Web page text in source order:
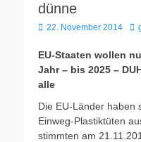
dünne
Veröffentlicht
22. November 2014
EU-Staaten wollen
Jahr – bis 2025 –
alle
Die EU-Länder haben
Einweg-Plastiktüten
stimmten am